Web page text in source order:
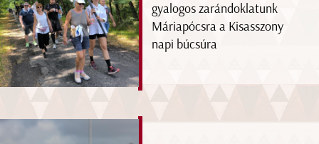
gyalogos zarándoklatunk
Máriapócsra a Kisasszony
napi búcsúra